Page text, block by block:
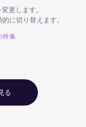
更します。
に切り替えます。
特集
る